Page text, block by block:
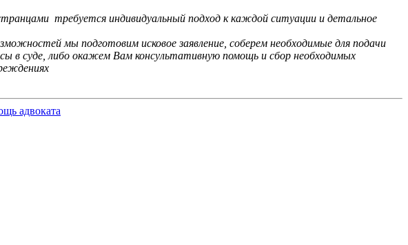
требуется индивидуальный подход к каждой ситуации и детальное
мы подготовим исковое заявление, соберем необходимые для подачи
в суде, либо окажем Вам консультативную помощь и сбор необходимых
адвоката